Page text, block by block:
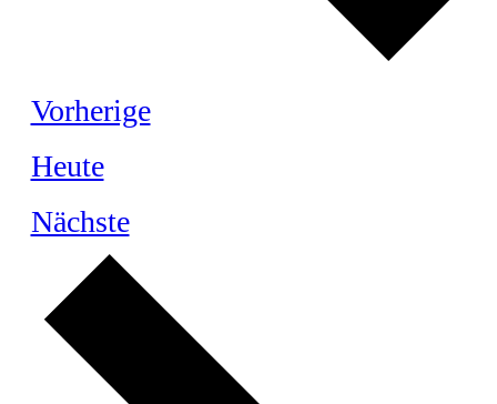
VorherigeVeranstaltungen
Heute
NächsteVeranstaltungen